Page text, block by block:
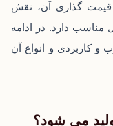
قیمت ‌گذاری آن، نقش
دارد. در ادامه
و کاربردی و انواع آن
می شود؟